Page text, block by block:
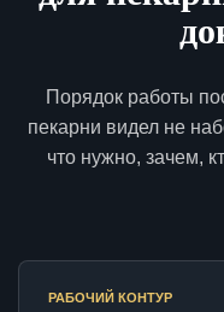
Порядок работы
пекарни видел не
что нужно, зачем,
РАБОЧИЙ КОНТУР